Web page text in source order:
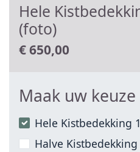
Hele
(foto)
€650,00
Maak uw keuze
Hele Kistbedekking
Halve Kistbedekking